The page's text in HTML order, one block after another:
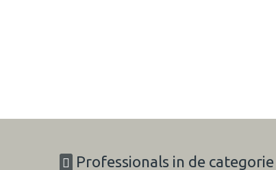
Professionals in de